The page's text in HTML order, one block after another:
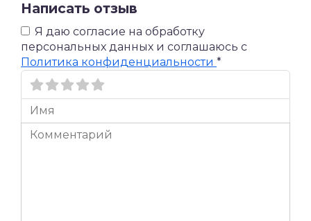
Написать отзыв
Я даю согласие на обработку
персональных данных и соглашаюсь c
Политика конфиденциальности *